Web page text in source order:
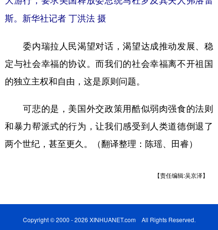
斯。新华社记者 丁洪法 摄
委内瑞拉人民渴望对话，渴望达成推动发展、稳
定与社会幸福的协议。而我们的社会幸福离不开祖国
的独立主权和自由，这是原则问题。
可悲的是，美国外交政策用酷似弱肉强食的法则
和暴力帮派式的行为，让我们感受到人类道德倒退了
两个世纪，甚至更久。（翻译整理：陈瑶、田睿）
【责任编辑:吴京泽】
Copyright © 2000 - 2026 XINHUANET.com All Rights Reserved.